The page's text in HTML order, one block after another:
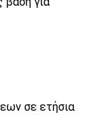
σε ετήσια